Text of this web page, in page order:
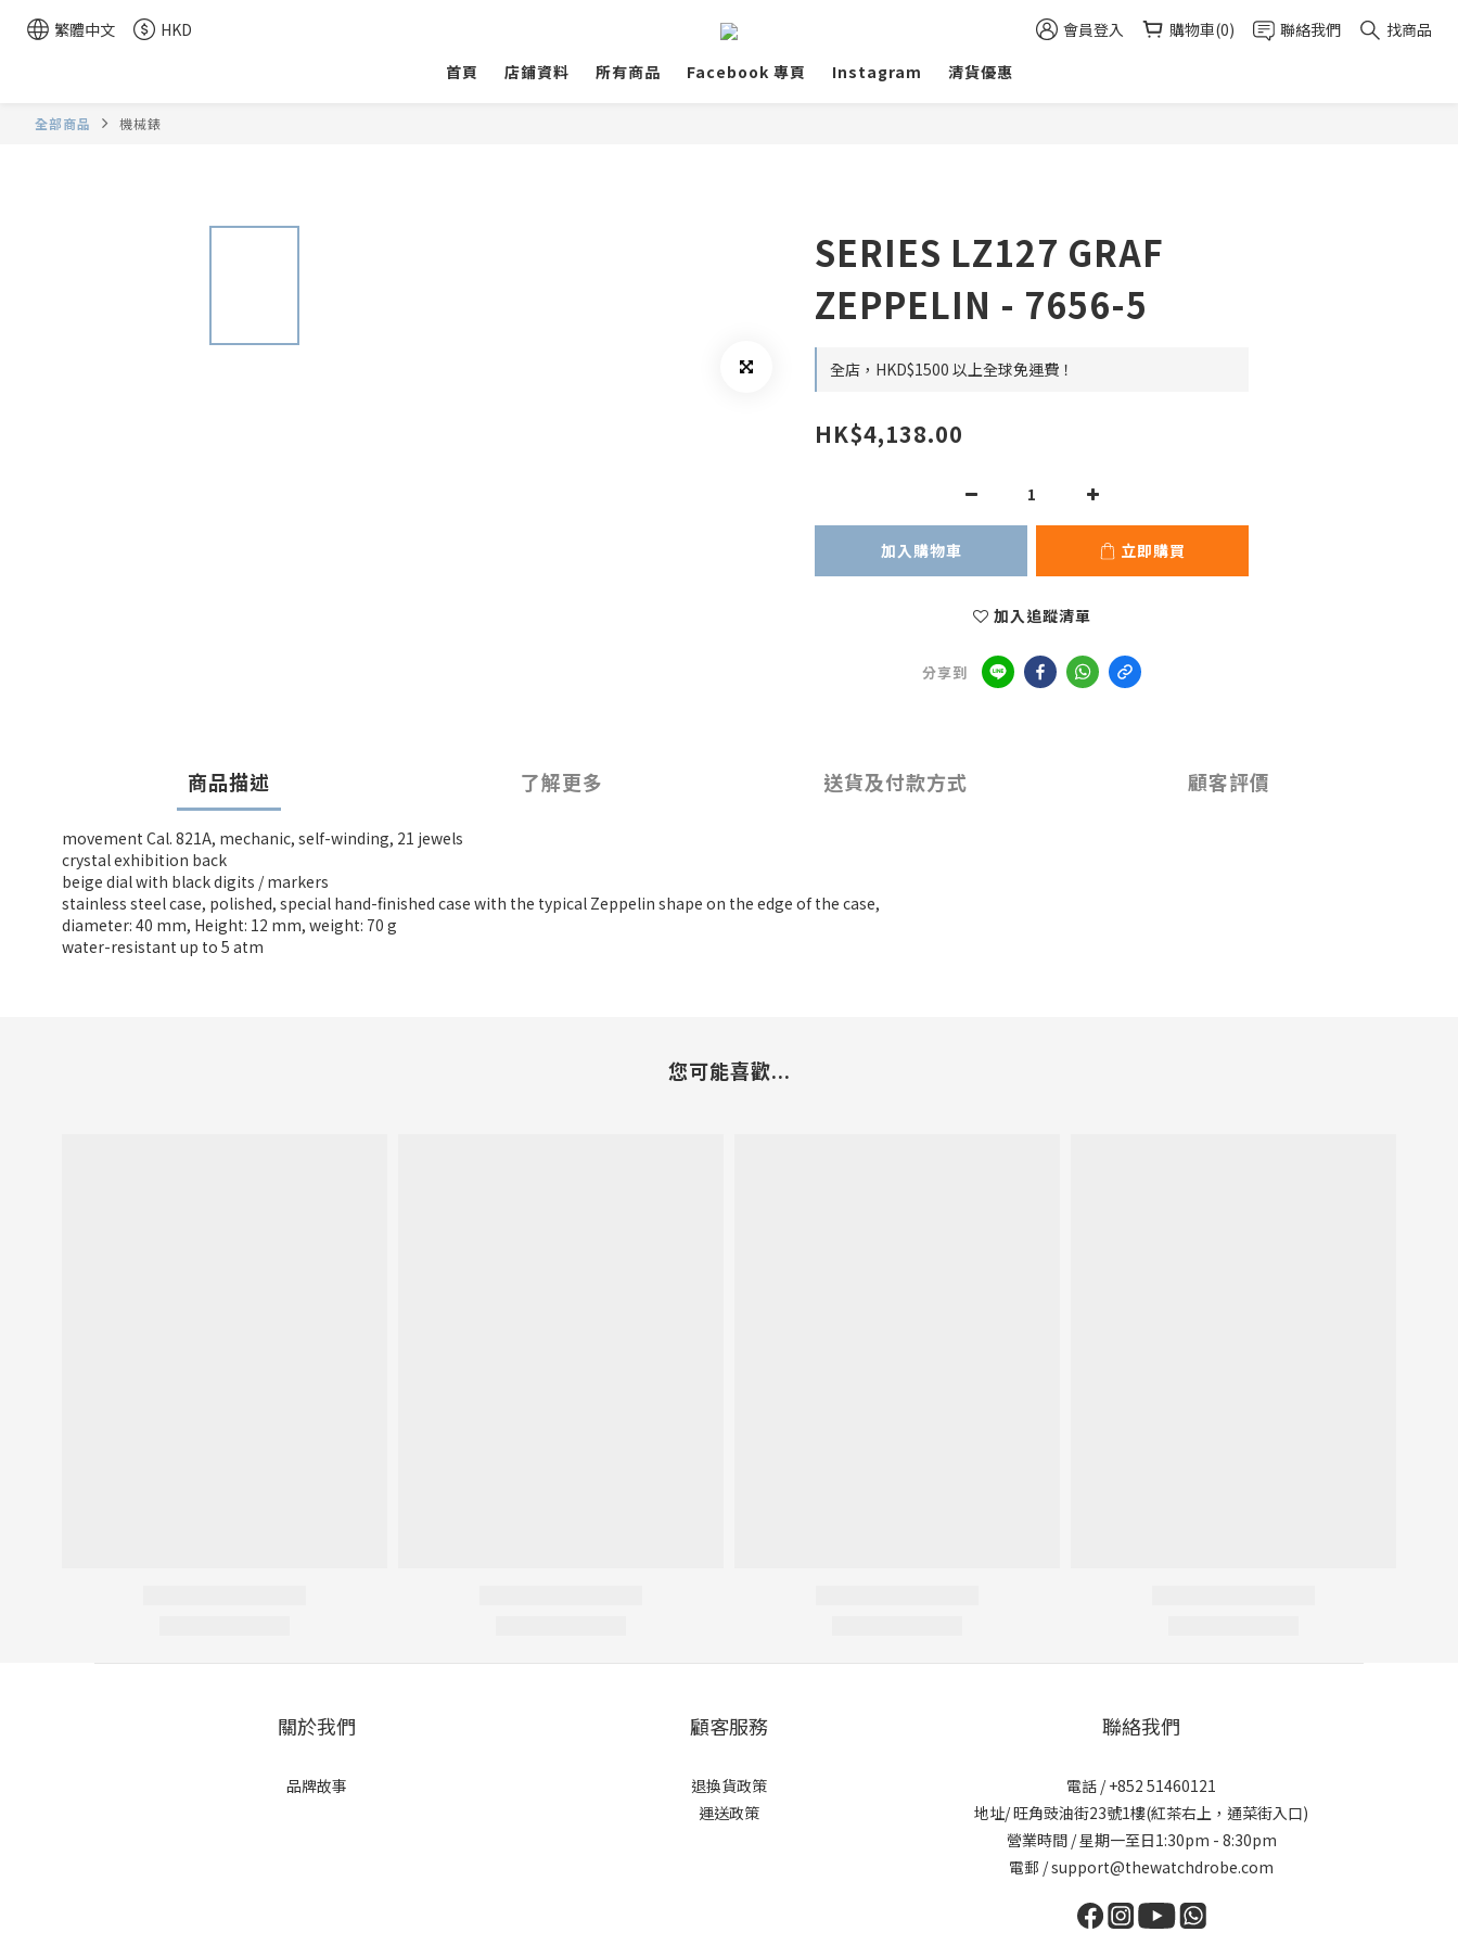
繁體中文 HKD 會員登入 購物車(0) 聯絡我們
找商品
首頁
店鋪資料 所有商品 Facebook 專頁 Instagram 清貨優惠
全部商品 機械錶
SERIES LZ127 GRAF
ZEPPELIN - 7656-5
全店，HKD$1500 以上全球免運費！
HK$4,138.00
加入購物車 立即購買
加入追蹤清單
分享到
商品描述 了解更多 送貨及付款方式 顧客評價
movement Cal. 821A, mechanic, self-winding, 21 jewels
crystal exhibition back
beige dial with black digits / markers
stainless steel case, polished, special hand-finished case with the typical Zeppelin shape on the edge of the case,
diameter: 40 mm, Height: 12 mm, weight: 70 g
water-resistant up to 5 atm
您可能喜歡...
關於我們
品牌故事
顧客服務
退換貨政策
運送政策
聯絡我們
電話 / +852 51460121
地址/ 旺角豉油街23號1樓(紅茶右上，通菜街入口)
營業時間 / 星期一至日1:30pm - 8:30pm
電郵 / support@thewatchdrobe.com